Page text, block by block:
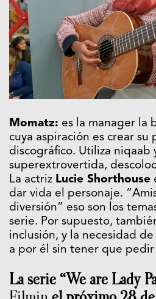
Momatz: es la manager la
cuya aspiración es crear su
discográfico. Utiliza niqaab
superextrovertida,
La actriz Lucie Shorthouse
dar vida el personaje.
diversión” eso son los
serie. Por supuesto,
inclusión, y la necesidad
a por él sin tener que pedir
La serie “We are Lady